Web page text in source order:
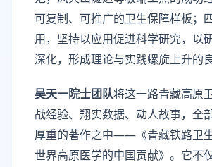
可复制、可推广的卫生保障样板；
用，坚持以应用促进科学研究，以
深化，形成理论与实践螺旋上升的
吴天一院士团队将这一路青藏高原
战经验、翔实数据、动人故事，全
厚重的著作之中——《青藏铁路卫生
世界高原医学的中国贡献》。它不